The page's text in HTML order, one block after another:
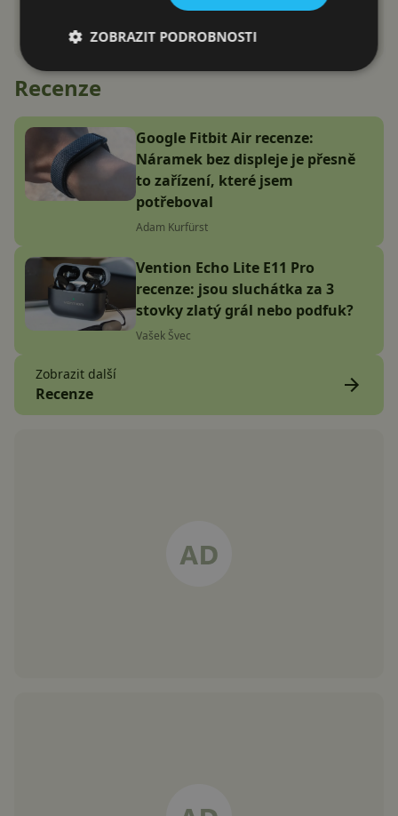
Recenze
Google Fitbit Air recenze:
Náramek bez displeje je přesně
to zařízení, které jsem
potřeboval
Adam Kurfürst
Vention Echo Lite E11 Pro
recenze: jsou sluchátka za 3
stovky zlatý grál nebo podfuk?
Vašek Švec
Zobrazit další
Recenze
ZOBRAZIT PODROBNOSTI